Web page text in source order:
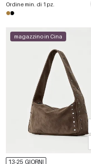
Ordine min. di 1 pz.
magazzino in Cina
13-25 GIORNI